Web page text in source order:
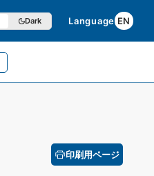
Dark Language EN
印刷用ページ